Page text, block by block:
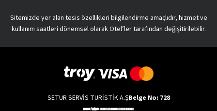
Sitemizde yer alan tesis özellikleri bilgilendirme amaçlıdır, hizmet ve
kullanım saatleri dönemsel olarak Otel’ler tarafından değişitirilebilir.
SETUR SERVİS TURİSTİK A.ŞBelge No: 728